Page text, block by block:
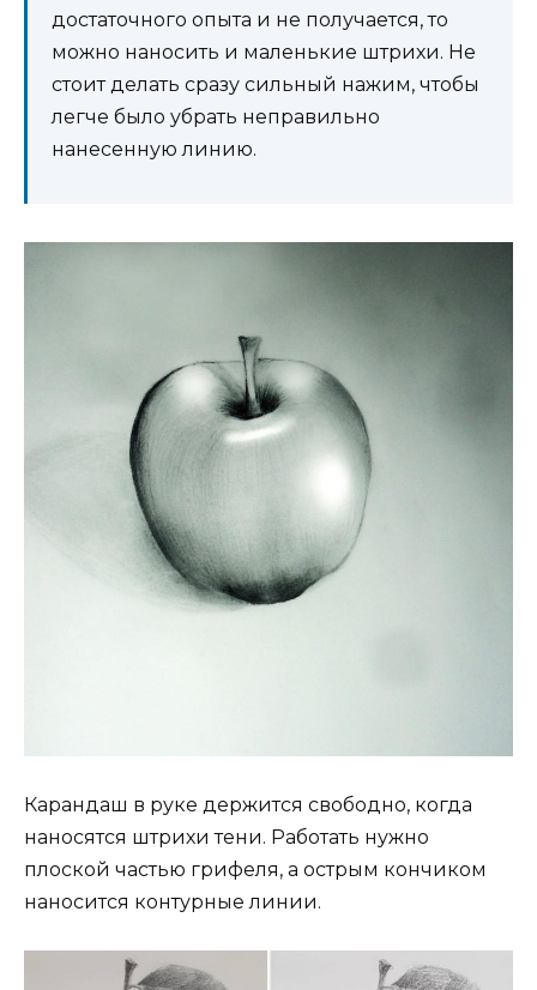
достаточного опыта и не получается, то
можно наносить и маленькие штрихи. Не
стоит делать сразу сильный нажим, чтобы
легче было убрать неправильно
нанесенную линию.
Карандаш в руке держится свободно, когда
наносятся штрихи тени. Работать нужно
плоской частью грифеля, а острым кончиком
наносится контурные линии.